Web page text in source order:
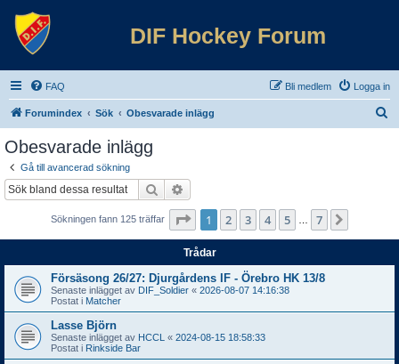
DIF Hockey Forum
FAQ Logga in
Bli medlem
Forumindex Sök Obesvarade inlägg
Obesvarade inlägg
Gå till avancerad sökning
Sök
Sökningen fann 125 träffar Sida av 7
1 2 3 4 5 7
Trådar
Försäsong 26/27: Djurgårdens IF - Örebro HK 13/8
Senaste inlägget av DIF_Soldier « 2026-08-07 14:16:38
Postat i Matcher
Lasse Björn
Senaste inlägget av HCCL « 2024-08-15 18:58:33
Postat i Rinkside Bar